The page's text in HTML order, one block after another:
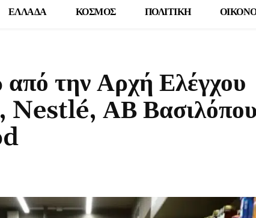
ΕΛΛΑΔΑ ΚΟΣΜΟΣ ΠΟΛΙΤΙΚΗ
την Αρχή Ελέγχου
Nestlé, ΑΒ